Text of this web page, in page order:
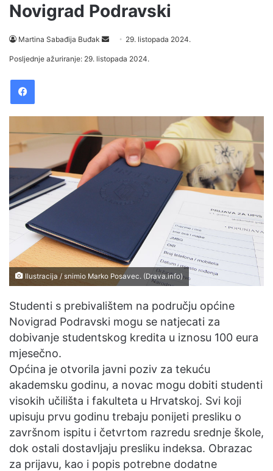
Novigrad Podravski
Martina Sabađija Buđak
m
a
29. listopada 2024.
Posljednje ažuriranje: 29. listopada 2024.
Ilustracija / snimio Marko Posavec. (Drava.info)
Studenti s prebivalištem na području općine
Novigrad Podravski mogu se natjecati za
dobivanje studentskog kredita u iznosu 100 eura
mjesečno.
Općina je otvorila javni poziv za tekuću
akademsku godinu, a novac mogu dobiti studenti
visokih učilišta i fakulteta u Hrvatskoj. Svi koji
upisuju prvu godinu trebaju ponijeti presliku o
završnom ispitu i četvrtom razredu srednje škole,
dok ostali dostavljaju presliku indeksa. Obrazac
za prijavu, kao i popis potrebne dodatne